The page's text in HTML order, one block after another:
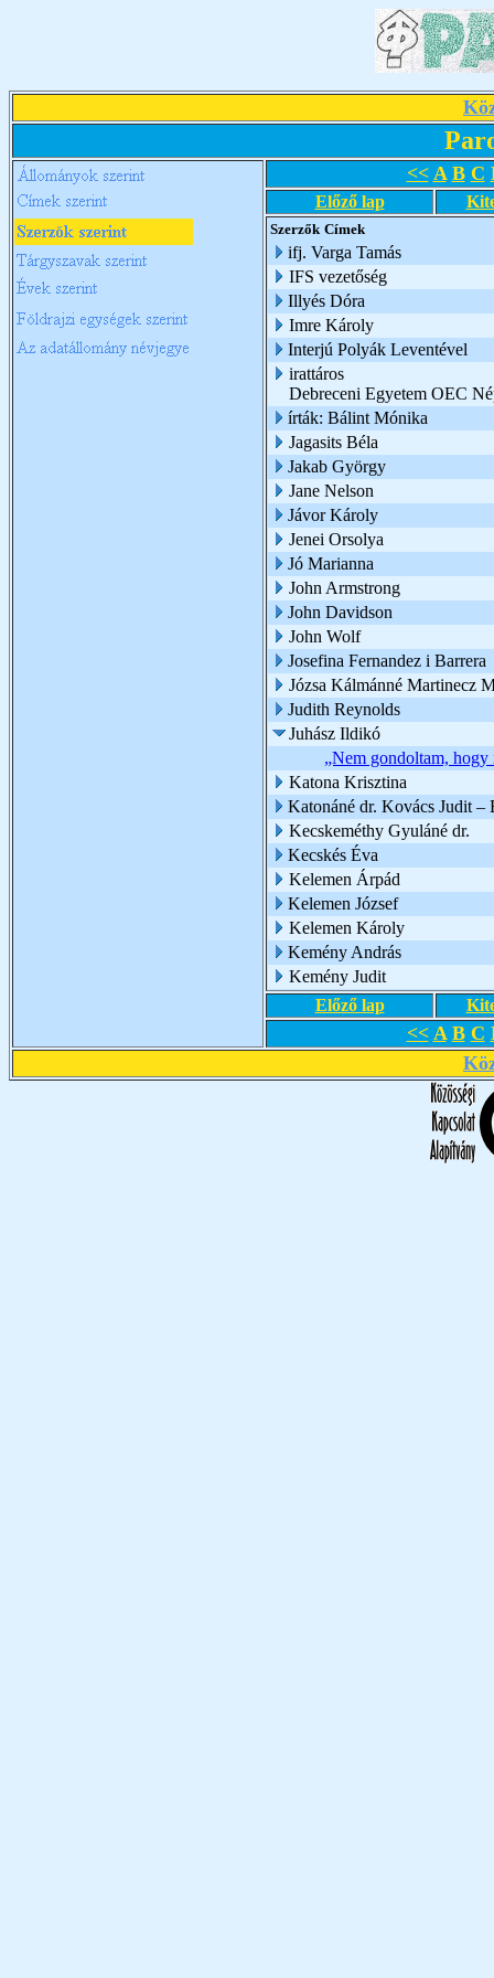
<< A B C
Előző lap
Szerzők Címek
ifj. Varga Tamás
IFS vezetőség
Illyés Dóra
Imre Károly
Interjú Polyák Leventével
irattáros
Debreceni Egyetem OEC
írták: Bálint Mónika
Jagasits Béla
Jakab György
Jane Nelson
Jávor Károly
Jenei Orsolya
Jó Marianna
John Armstrong
John Davidson
John Wolf
Josefina Fernandez i Barrera
Józsa Kálmánné Martinecz
Judith Reynolds
Juhász Ildikó
„Nem gondoltam, hogy
Katona Krisztina
Katonáné dr. Kovács Judit –
Kecskeméthy Gyuláné dr.
Kecskés Éva
Kelemen Árpád
Kelemen József
Kelemen Károly
Kemény András
Kemény Judit
Előző lap
<< A B C